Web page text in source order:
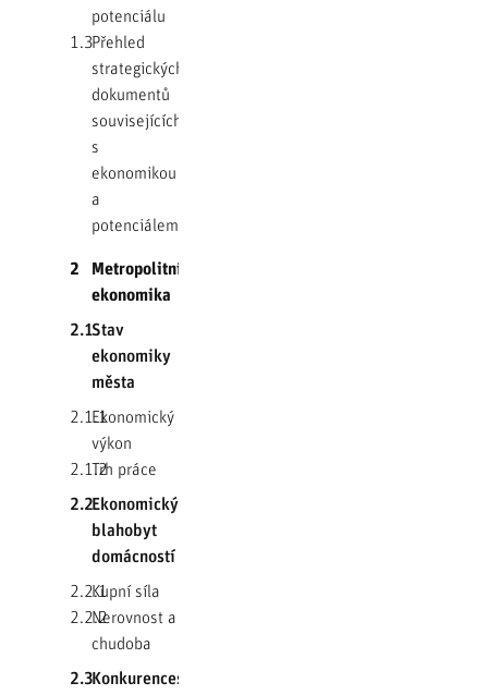
potenciálu
1.3Přehled
strategických
dokumentů
souvisejících
s
ekonomikou
a
potenciálem
2
Metropolitní
ekonomika
2.1Stav
ekonomiky
města
2.1.1Ekonomický
výkon
2.1.2Trh práce
2.2Ekonomický
blahobyt
domácností
2.2.1Kupní síla
2.2.2Nerovnost a
chudoba
2.3Konkurenceschopnost